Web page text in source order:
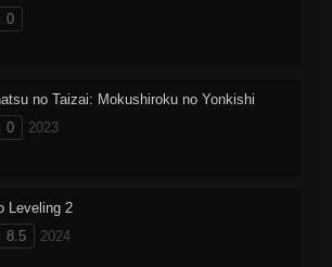
0
no Taizai: Mokushiroku no Yonkishi
0
2023
Leveling 2
8.5
2024